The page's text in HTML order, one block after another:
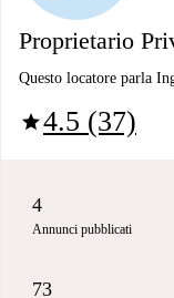
Proprietario
Questo locatore parla
star4.5 (37)
4
Annunci pubblicati
73